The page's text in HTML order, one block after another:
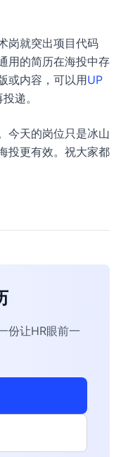
岗就突出项目代码
用的简历在海投中存
或内容，可以用UP
递。
今天的岗位只是冰山
投更有效。祝大家都
份让HR眼前一